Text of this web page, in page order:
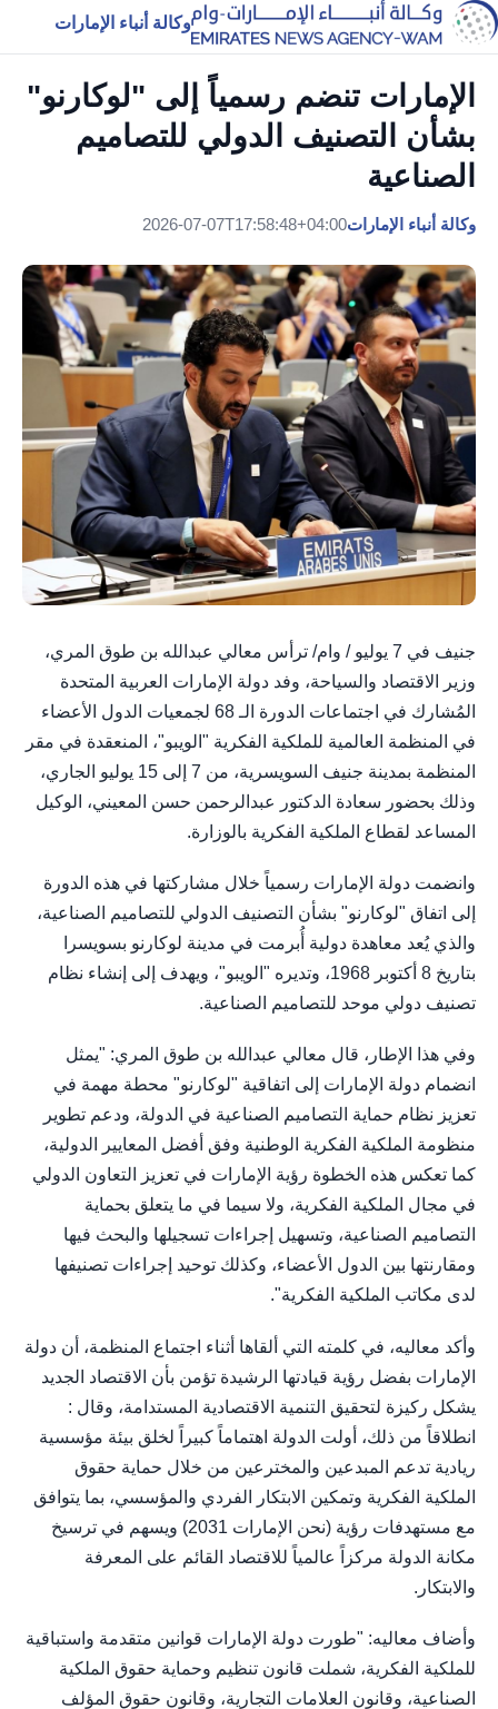
وكالة أنباء الإمارات
الإمارات تنضم رسمياً إلى "لوكارنو"
بشأن التصنيف الدولي للتصاميم
الصناعية
وكالة أنباء الإمارات2026-07-07T17:58:48+04:00
جنيف في 7 يوليو / وام/ ترأس معالي عبدالله بن طوق المري،
وزير الاقتصاد والسياحة، وفد دولة الإمارات العربية المتحدة
المُشارك في اجتماعات الدورة الـ 68 لجمعيات الدول الأعضاء
في المنظمة العالمية للملكية الفكرية "الويبو"، المنعقدة في مقر
المنظمة بمدينة جنيف السويسرية، من 7 إلى 15 يوليو الجاري،
وذلك بحضور سعادة الدكتور عبدالرحمن حسن المعيني، الوكيل
المساعد لقطاع الملكية الفكرية بالوزارة.
وانضمت دولة الإمارات رسمياً خلال مشاركتها في هذه الدورة
إلى اتفاق "لوكارنو" بشأن التصنيف الدولي للتصاميم الصناعية،
والذي يُعد معاهدة دولية أُبرمت في مدينة لوكارنو بسويسرا
بتاريخ 8 أكتوبر 1968، وتديره "الويبو"، ويهدف إلى إنشاء نظام
تصنيف دولي موحد للتصاميم الصناعية.
وفي هذا الإطار، قال معالي عبدالله بن طوق المري: "يمثل
انضمام دولة الإمارات إلى اتفاقية "لوكارنو" محطة مهمة في
تعزيز نظام حماية التصاميم الصناعية في الدولة، ودعم تطوير
منظومة الملكية الفكرية الوطنية وفق أفضل المعايير الدولية،
كما تعكس هذه الخطوة رؤية الإمارات في تعزيز التعاون الدولي
في مجال الملكية الفكرية، ولا سيما في ما يتعلق بحماية
التصاميم الصناعية، وتسهيل إجراءات تسجيلها والبحث فيها
ومقارنتها بين الدول الأعضاء، وكذلك توحيد إجراءات تصنيفها
لدى مكاتب الملكية الفكرية".
وأكد معاليه، في كلمته التي ألقاها أثناء اجتماع المنظمة، أن دولة
الإمارات بفضل رؤية قيادتها الرشيدة تؤمن بأن الاقتصاد الجديد
يشكل ركيزة لتحقيق التنمية الاقتصادية المستدامة، وقال :
انطلاقاً من ذلك، أولت الدولة اهتماماً كبيراً لخلق بيئة مؤسسية
ريادية تدعم المبدعين والمخترعين من خلال حماية حقوق
الملكية الفكرية وتمكين الابتكار الفردي والمؤسسي، بما يتوافق
مع مستهدفات رؤية (نحن الإمارات 2031) ويسهم في ترسيخ
مكانة الدولة مركزاً عالمياً للاقتصاد القائم على المعرفة
والابتكار.
وأضاف معاليه: "طورت دولة الإمارات قوانين متقدمة واستباقية
للملكية الفكرية، شملت قانون تنظيم وحماية حقوق الملكية
الصناعية، وقانون العلامات التجارية، وقانون حقوق المؤلف